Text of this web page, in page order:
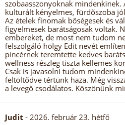
szobaasszonyoknak mindenkinek.
kulturált kényelmes, fürdőszoba
Az ételek finomak bőségesek és
figyelmesek barátságosak voltak.
embereket, de most nem tudom
felszolgáló hölgy Edit nevét
pincérnek teremtette kedves
wellness részleg tiszta kellemes
Csak is javasolni tudom
feltöltődve tértünk haza. Még
a levegő csodálatos. Köszönünk
Judit - 2026. február 23. hétfő